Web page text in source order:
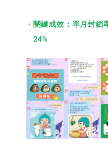
關鍵成效：單月封鎖
24%